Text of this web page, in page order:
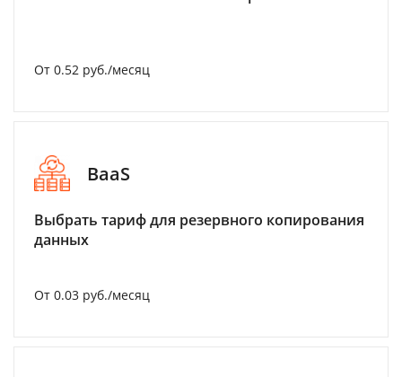
От 0.52 руб./месяц
BaaS
Выбрать тариф для резервного копирования
данных
От 0.03 руб./месяц